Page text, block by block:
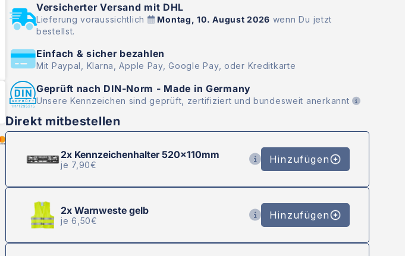
Versicherter Versand mit DHL
Lieferung voraussichtlich Montag, 10. August 2026 wenn Du jetzt
bestellst.
Einfach & sicher bezahlen
Mit Paypal, Klarna, Apple Pay, Google Pay, oder Kreditkarte
Geprüft nach DIN-Norm - Made in Germany
Unsere Kennzeichen sind geprüft, zertifiziert und bundesweit anerkannt
Direkt mitbestellen
2x Kennzeichenhalter 520x110mm
je 7,90€ Hinzufügen
2x Warnweste gelb
je 6,50€ Hinzufügen